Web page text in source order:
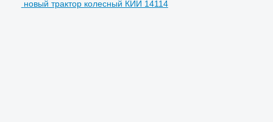
новый трактор колесный КИЙ 14114